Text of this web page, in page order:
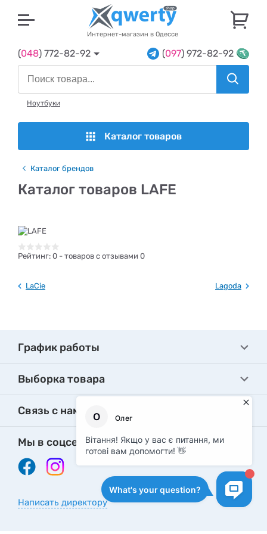
Интернет-магазин в Одессе
(048) 772-82-92 (097) 972-82-92
Ноутбуки
Каталог товаров
Каталог брендов
Каталог товаров LAFE
Рейтинг: 0 - товаров с отзывами 0
LaCie Lagoda
График работы
Выборка товара
Связь с нами
Мы в соцсетях
Написать директору